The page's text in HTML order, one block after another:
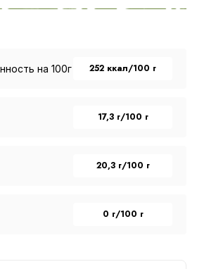
на 100г 252 ккал/100 г
17,3 г/100 г
20,3 г/100 г
0 г/100 г